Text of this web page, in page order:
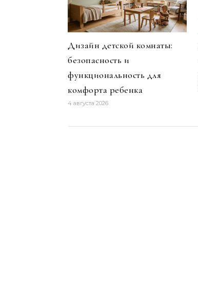
Дизайн детской комнаты:
безопасность и
функциональность для
комфорта ребенка
4 августа 2026